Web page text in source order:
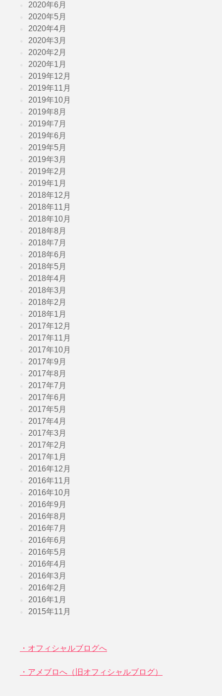
2020年6月
2020年5月
2020年4月
2020年3月
2020年2月
2020年1月
2019年12月
2019年11月
2019年10月
2019年8月
2019年7月
2019年6月
2019年5月
2019年3月
2019年2月
2019年1月
2018年12月
2018年11月
2018年10月
2018年8月
2018年7月
2018年6月
2018年5月
2018年4月
2018年3月
2018年2月
2018年1月
2017年12月
2017年11月
2017年10月
2017年9月
2017年8月
2017年7月
2017年6月
2017年5月
2017年4月
2017年3月
2017年2月
2017年1月
2016年12月
2016年11月
2016年10月
2016年9月
2016年8月
2016年7月
2016年6月
2016年5月
2016年4月
2016年3月
2016年2月
2016年1月
2015年11月
・オフィシャルブログへ
・アメブロへ（旧オフィシャルブログ）